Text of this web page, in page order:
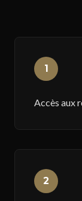
1
Accès aux
2